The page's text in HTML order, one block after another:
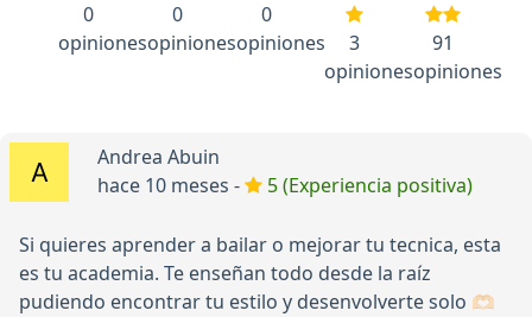
0
opiniones
0
opiniones
0
opiniones
3
opiniones
91
opiniones
Andrea Abuin
hace 10 meses -
5 (Experiencia positiva)
Si quieres aprender a bailar o mejorar tu tecnica, esta
es tu academia. Te enseñan todo desde la raíz
pudiendo encontrar tu estilo y desenvolverte solo 🫶🏻